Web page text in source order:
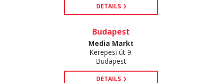
DETAILS
Budapest
Media Markt
Kerepesi út 9.
Budapest
DETAILS